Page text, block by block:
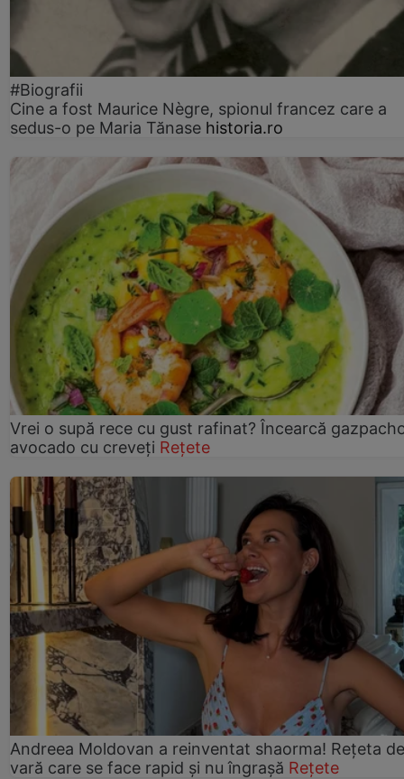
#Biografii
Cine a fost Maurice Nègre, spionul francez care a
sedus-o pe Maria Tănase historia.ro
Vrei o supă rece cu gust rafinat? Încearcă
avocado cu creveți Rețete
Andreea Moldovan a reinventat shaorma! Rețeta de
vară care se face rapid și nu îngrașă Rețete